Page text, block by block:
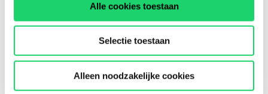
Alle cookies toestaan
Selectie toestaan
Alleen noodzakelijke cookies